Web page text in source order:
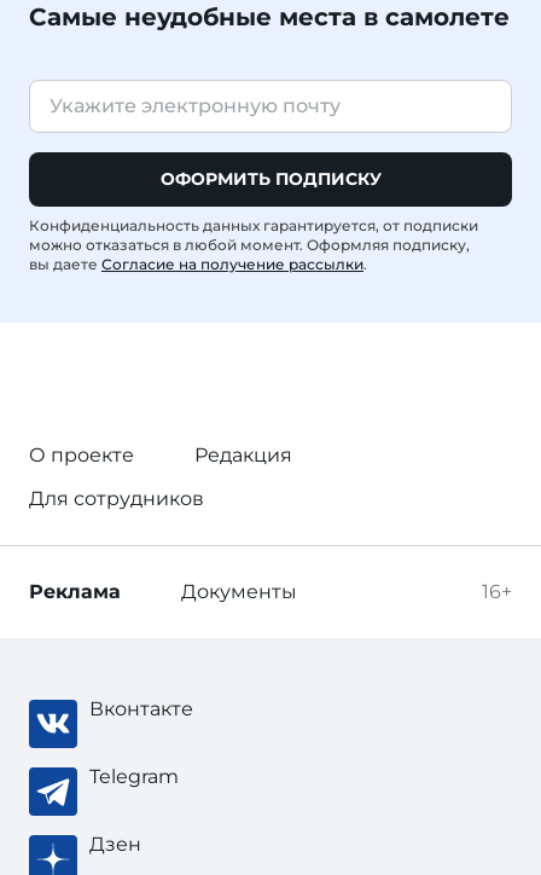
Самые неудобные места в самолете
ОФОРМИТЬ ПОДПИСКУ
Конфиденциальность данных гарантируется, от подписки
можно отказаться в любой момент. Оформляя подписку,
вы даете Согласие на получение рассылки.
О проекте
Редакция
Для сотрудников
16+
Реклама Документы
Вконтакте
Telegram
Дзен